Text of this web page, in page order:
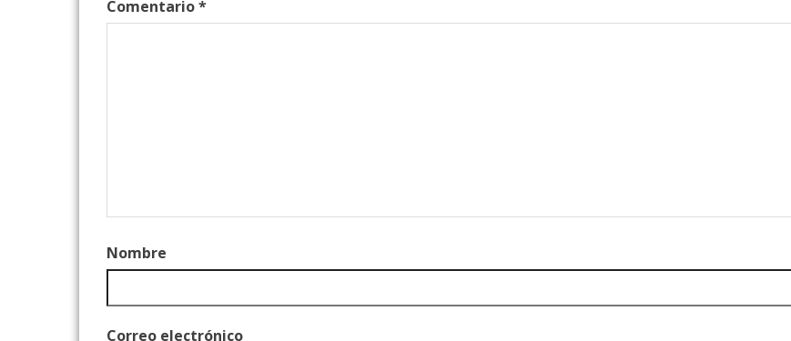
Comentario*
Nombre
Correo electrónico